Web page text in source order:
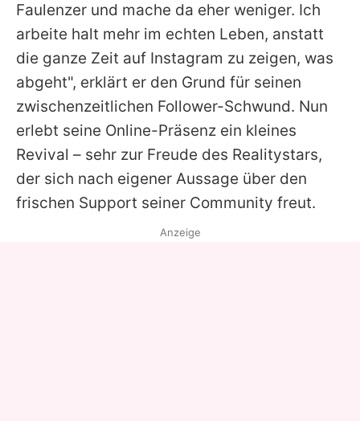
Faulenzer und mache da eher weniger. Ich
arbeite halt mehr im echten Leben, anstatt
die ganze Zeit auf Instagram zu zeigen, was
abgeht", erklärt er den Grund für seinen
zwischenzeitlichen Follower-Schwund. Nun
erlebt seine Online-Präsenz ein kleines
Revival – sehr zur Freude des Realitystars,
der sich nach eigener Aussage über den
frischen Support seiner Community freut.
Anzeige